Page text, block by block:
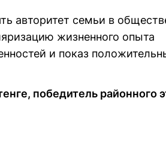
авторитет семьи в
жизненного опыта
и показ
победитель районного